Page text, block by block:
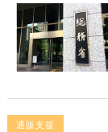
通販支援